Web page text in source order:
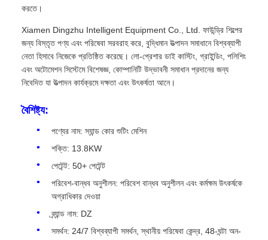
করতে।
Xiamen Dingzhu Intelligent Equipment Co., Ltd. ফাউন্ড্রি শিল্পের
জন্য বিস্তৃত পণ্য এবং পরিষেবা সরবরাহ করে, বুদ্ধিমান উত্পাদন সমাধানে বিশ্বব্যাপী
নেতা হিসাবে নিজেকে প্রতিষ্ঠিত করেছে। লো-প্রেশার ডাই কাস্টিং, গ্রাইন্ডিং, পলিশিং
এবং অটোমেশন সিস্টেমে বিশেষজ্ঞ, কোম্পানিটি উদ্ভাবনী সমাধান প্রদানের জন্য
নিবেদিত যা উত্পাদন কার্যক্রমে দক্ষতা এবং উৎকর্ষতা আনে।
বৈশিষ্ট্য:
পণ্যের নাম: স্যান্ড কোর শুটিং মেশিন
শক্তি: 13.8KW
পেটেন্ট: 50+ পেটেন্ট
পরিবেশ-বান্ধব অনুশীলন: পরিবেশ বান্ধব অনুশীলন এবং কর্মক্ষম উৎকর্ষকে
অগ্রাধিকার দেওয়া
ব্র্যান্ড নাম: DZ
সমর্থন: 24/7 বিশ্বব্যাপী সমর্থন, স্থানীয় পরিষেবা কেন্দ্র, 48-ঘন্টা অন-